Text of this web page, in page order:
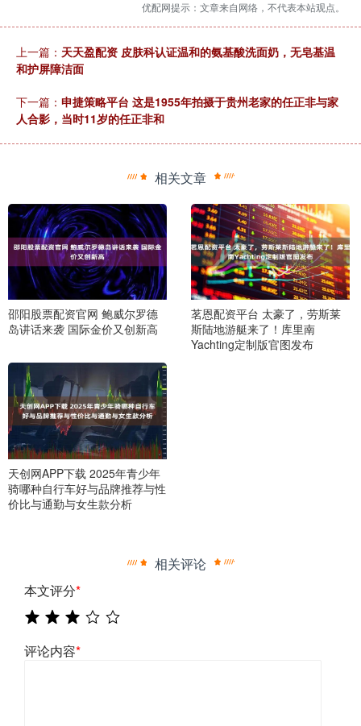
优配网提示：文章来自网络，不代表本站观点。
上一篇： 天天盈配资 皮肤科认证温和的氨基酸洗面奶，无皂基温
和护屏障洁面
下一篇： 申捷策略平台 这是1955年拍摄于贵州老家的任正非与家
人合影，当时11岁的任正非和
相关文章
邵阳股票配资官网 鲍威尔罗德
岛讲话来袭 国际金价又创新高
茗恩配资平台 太豪了，劳斯莱
斯陆地游艇来了！库里南
Yachting定制版官图发布
天创网APP下载 2025年青少年
骑哪种自行车好与品牌推荐与性
价比与通勤与女生款分析
相关评论
本文评分*
评论内容*